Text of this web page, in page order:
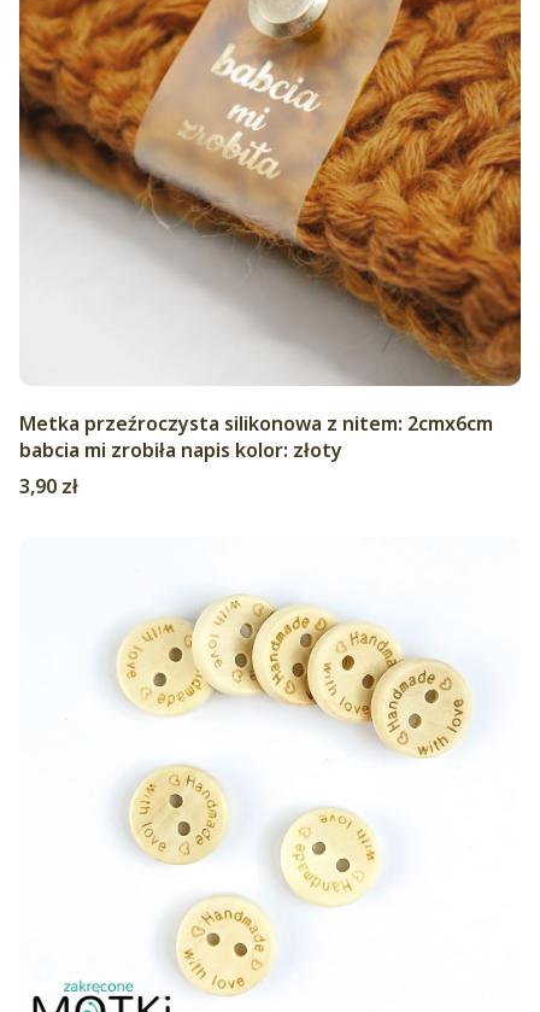
Metka przeźroczysta silikonowa z nitem: 2cmx6cm
babcia mi zrobiła napis kolor: złoty
Cena
3,90 zł